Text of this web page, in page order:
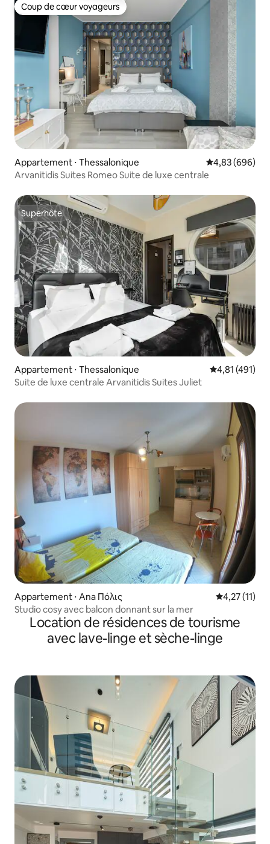
Coup de cœur voyageurs
Coup de cœur voyageurs
Appartement ⋅ Thessalonique Évaluation
4,83 (696)
Arvanitidis Suites Romeo Suite de luxe centrale
Superhôte
Superhôte
Appartement ⋅ Thessalonique Évaluation
4,81 (491)
Suite de luxe centrale Arvanitidis Suites Juliet
Appartement ⋅ Ana Πόλις Évaluation
4,27 (11)
Studio cosy avec balcon donnant sur la mer
Location de résidences de tourisme
avec lave-linge et sèche-linge